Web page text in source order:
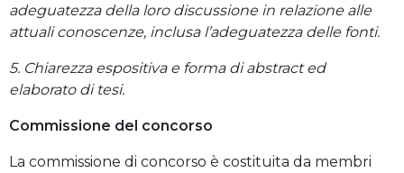
adeguatezza della loro discussione in relazione alle
attuali conoscenze, inclusa l’adeguatezza delle fonti.
5. Chiarezza espositiva e forma di abstract ed
elaborato di tesi.
Commissione del concorso
La commissione di concorso è costituita da membri